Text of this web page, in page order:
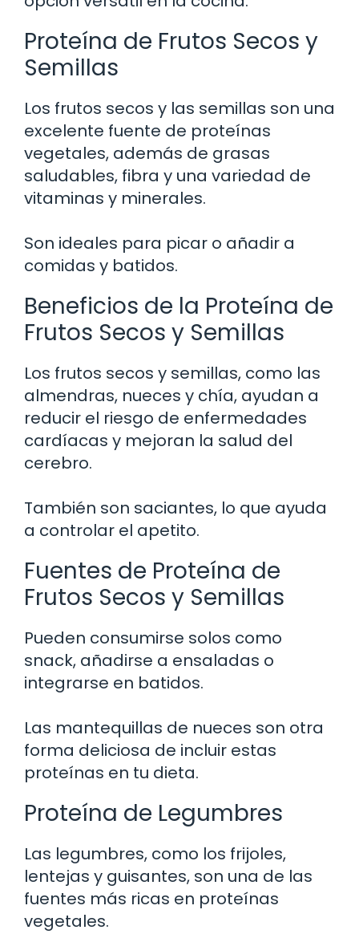
Proteína de Frutos Secos y
Semillas
Los frutos secos y las semillas son una
excelente fuente de proteínas
vegetales, además de grasas
saludables, fibra y una variedad de
vitaminas y minerales.
Son ideales para picar o añadir a
comidas y batidos.
Beneficios de la Proteína de
Frutos Secos y Semillas
Los frutos secos y semillas, como las
almendras, nueces y chía, ayudan a
reducir el riesgo de enfermedades
cardíacas y mejoran la salud del
cerebro.
También son saciantes, lo que ayuda
a controlar el apetito.
Fuentes de Proteína de
Frutos Secos y Semillas
Pueden consumirse solos como
snack, añadirse a ensaladas o
integrarse en batidos.
Las mantequillas de nueces son otra
forma deliciosa de incluir estas
proteínas en tu dieta.
Proteína de Legumbres
Las legumbres, como los frijoles,
lentejas y guisantes, son una de las
fuentes más ricas en proteínas
vegetales.